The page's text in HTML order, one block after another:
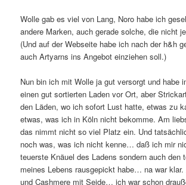
Wolle gab es viel von Lang, Noro habe ich
andere Marken, auch gerade solche, die nicht
(Und auf der Webseite habe ich nach der h&h
auch Artyarns ins Angebot einziehen soll.)
Nun bin ich mit Wolle ja gut versorgt und habe
einen gut sortierten Laden vor Ort, aber
den Läden, wo ich sofort Lust hatte, etwas zu
etwas, was ich in Köln nicht bekomme. Am
das nimmt nicht so viel Platz ein. Und
noch was, was ich nicht kenne… daß ich mir
teuerste Knäuel des Ladens sondern auch den
meines Lebens rausgepickt habe… na war
und Cashmere mit Seide… ich war schon